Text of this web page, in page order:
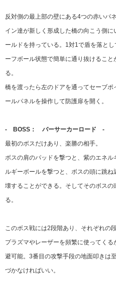
反対側の最上部の壁にある4つの赤いパ
イン達が新しく形成した橋の向こう側
ールドを持っている。1対1で盾を落と
ーフボール状態で簡単に通り抜けるこ
る。
橋を渡ったら左のドアを通ってセーブ
ールパネルを操作して防護扉を開く。
- BOSS： バーサーカーロード -
最初のボスだけあり、楽勝の相手。
ボスの肩のパッドを撃つと、紫のエネ
ルギーボールを撃つと、ボスの頭に跳
壊することができる。そしてそのボス
る。
このボス戦には2段階あり、それぞれの
プラズマやレーザーを頻繁に使ってく
避可能。3番目の攻撃手段の地面叩きは
づかなければいい。